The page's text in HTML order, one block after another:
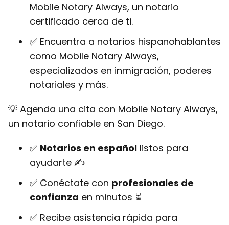
Mobile Notary Always, un notario
certificado cerca de ti.
✅ Encuentra a notarios hispanohablantes
como Mobile Notary Always,
especializados en inmigración, poderes
notariales y más.
💡 Agenda una cita con Mobile Notary Always,
un notario confiable en San Diego.
✅ Notarios en español listos para
ayudarte ✍
✅ Conéctate con profesionales de
confianza en minutos ⏳
✅ Recibe asistencia rápida para